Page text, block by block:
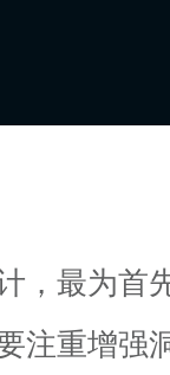
，最为首
注重增强